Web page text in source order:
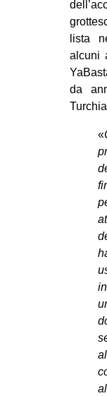
lista
alcuni
da
«